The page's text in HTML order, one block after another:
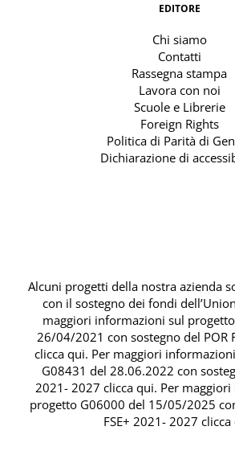
EDITORE
Chi siamo
Contatti
Rassegna stampa
Lavora con noi
Scuole e Librerie
Foreign Rights
Politica di Parità di
Dichiarazione di
Alcuni progetti della nostra azienda
con il sostegno dei fondi
maggiori informazioni sul
26/04/2021 con sostegno del POR
clicca qui. Per maggiori
G08431 del 28.06.2022 con
2021- 2027 clicca qui. Per
progetto G06000 del 15/05/2025
FSE+ 2021- 2027 clicca